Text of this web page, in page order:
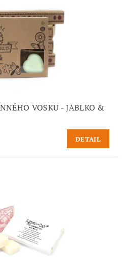
VOSKU - JABLKO &
DETAIL